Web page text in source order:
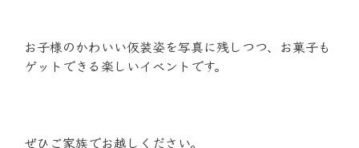
お子様のかわいい仮装姿を写真に残しつつ、お菓子も
ゲットできる楽しいイベントです。
ぜひご家族でお越しください。